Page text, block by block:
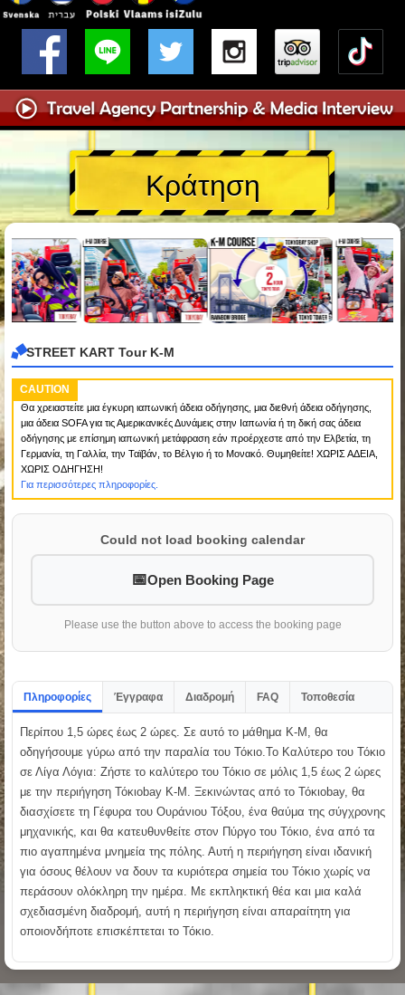
Κράτηση
STREET KART Tour K-M
CAUTION
Θα χρειαστείτε μια έγκυρη ιαπωνική άδεια οδήγησης, μια διεθνή άδεια οδήγησης,
μια άδεια SOFA για τις Αμερικανικές Δυνάμεις στην Ιαπωνία ή τη δική σας άδεια
οδήγησης με επίσημη ιαπωνική μετάφραση εάν προέρχεστε από την Ελβετία, τη
Γερμανία, τη Γαλλία, την Ταϊβάν, το Βέλγιο ή το Μονακό. Θυμηθείτε! ΧΩΡΙΣ ΑΔΕΙΑ,
ΧΩΡΙΣ ΟΔΗΓΗΣΗ!
Για περισσότερες πληροφορίες.
Could not load booking calendar
Open Booking Page
Please use the button above to access the booking page
Πληροφορίες Έγγραφα Διαδρομή FAQ Τοποθεσία
Περίπου 1,5 ώρες έως 2 ώρες. Σε αυτό το μάθημα K-M, θα
οδηγήσουμε γύρω από την παραλία του Τόκιο.Το Καλύτερο του Τόκιο
σε Λίγα Λόγια: Ζήστε το καλύτερο του Τόκιο σε μόλις 1,5 έως 2 ώρες
με την περιήγηση Τόκιοbay K-M. Ξεκινώντας από το Τόκιοbay, θα
διασχίσετε τη Γέφυρα του Ουράνιου Τόξου, ένα θαύμα της σύγχρονης
μηχανικής, και θα κατευθυνθείτε στον Πύργο του Τόκιο, ένα από τα
πιο αγαπημένα μνημεία της πόλης. Αυτή η περιήγηση είναι ιδανική
για όσους θέλουν να δουν τα κυριότερα σημεία του Τόκιο χωρίς να
περάσουν ολόκληρη την ημέρα. Με εκπληκτική θέα και μια καλά
σχεδιασμένη διαδρομή, αυτή η περιήγηση είναι απαραίτητη για
οποιονδήποτε επισκέπτεται το Τόκιο.